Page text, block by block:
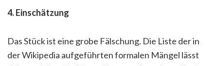
4. Einschätzung
Das Stück ist eine grobe Fälschung. Die Liste der in
der Wikipedia aufgeführten formalen Mängel lässt